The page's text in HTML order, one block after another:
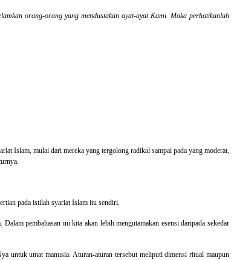
orang-orang yang mendustakan ayat-ayat Kami. Maka perhatikanlah
Islam, mulai dari mereka yang tergolong radikal sampai pada yang moderat,
pada istilah syariat Islam itu sendiri.
pembahasan ini kita akan lebih mengutamakan esensi daripada sekedar
untuk umat manusia. Aturan-aturan tersebut meliputi dimensi ritual maupun